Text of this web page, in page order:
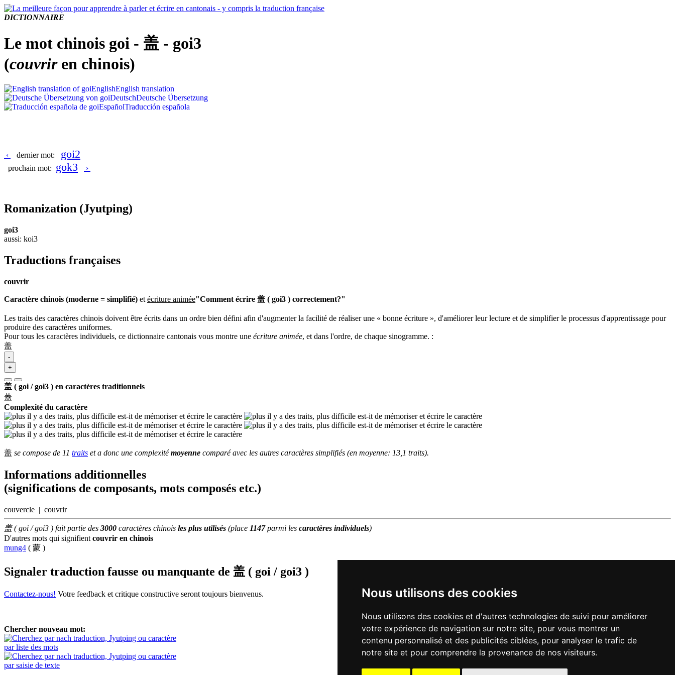
Nous utilisons des cookies
Nous utilisons des cookies et d'autres technologies de suivi pour améliorer
votre expérience de navigation sur notre site, pour vous montrer un
contenu personnalisé et des publicités ciblées, pour analyser le trafic de
notre site et pour comprendre la provenance de nos visiteurs.
DICTIONNAIRE
Le mot chinois goi - 盖 - goi3
(couvriren chinois)
EnglishEnglish translation
DeutschDeutsche Übersetzung
EspañolTraducción española
‹ dernier mot: goi2
prochain mot: gok3 ›
Romanization (Jyutping)
goi3
aussi: koi3
Traductions françaises
couvrir
Caractère chinois (moderne = simplifié) et écriture animée"Comment écrire 盖 ( goi3 ) correctement?"
Les traits des caractères chinois doivent être écrits dans un ordre bien défini afin d'augmenter la facilité de réaliser une « bonne écriture », d'améliorer leur lecture et de simplifier le processus d'apprentissage pour
produire des caractères uniformes.
Pour tous les caractères individuels, ce dictionnaire cantonais vous montre une écriture animée, et dans l'ordre, de chaque sinogramme. :
盖
-
+
盖 ( goi / goi3 ) en caractères traditionnels
蓋
Complexité du caractère
盖 se compose de 11 traits et a donc une complexitémoyenne comparé avec les autres caractères simplifiés (en moyenne: 13,1 traits).
Informations additionnelles
(significations de composants, mots composés etc.)
couvercle | couvrir
盖 ( goi / goi3 ) fait partie des 3000 caractères chinois les plus utilisés (place 1147parmi les caractères individuels)
D'autres mots qui signifient couvrir en chinois
mung4 ( 蒙 )
Signaler traduction fausse ou manquante de 盖 ( goi / goi3 )
Contactez-nous! Votre feedback et critique constructive seront toujours bienvenus.
Chercher nouveau mot:
par liste des mots
par saisie de texte